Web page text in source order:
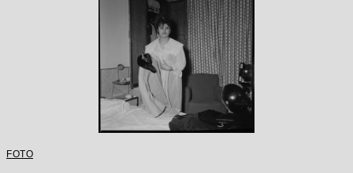
FOTO